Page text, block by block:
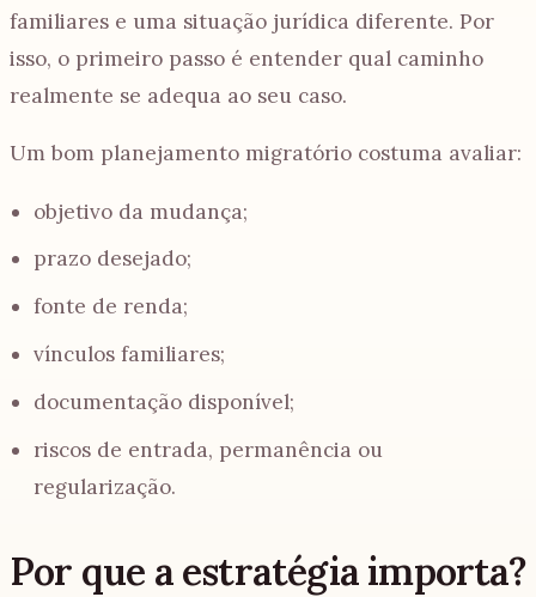
familiares e uma situação jurídica diferente. Por
isso, o primeiro passo é entender qual caminho
realmente se adequa ao seu caso.
Um bom planejamento migratório costuma avaliar:
objetivo da mudança;
prazo desejado;
fonte de renda;
vínculos familiares;
documentação disponível;
riscos de entrada, permanência ou
regularização.
Por que a estratégia importa?